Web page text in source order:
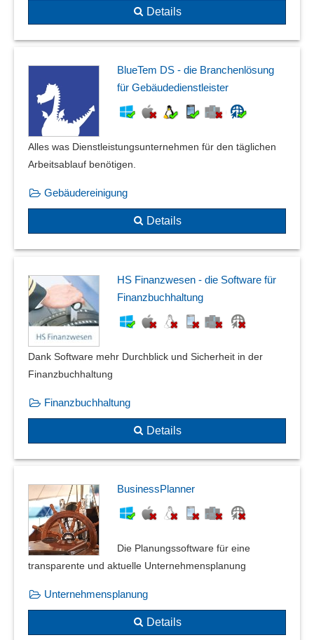
Details
BlueTem DS - die Branchenlösung
für Gebäudedienstleister
Alles was Dienstleistungsunternehmen für den täglichen
Arbeitsablauf benötigen.
Gebäudereinigung
Details
HS Finanzwesen - die Software für
Finanzbuchhaltung
Dank Software mehr Durchblick und Sicherheit in der
Finanzbuchhaltung
Finanzbuchhaltung
Details
BusinessPlanner
Die Planungssoftware für eine
transparente und aktuelle Unternehmensplanung
Unternehmensplanung
Details